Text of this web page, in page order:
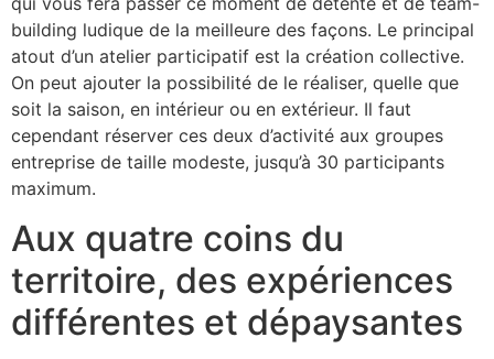
building ludique de la meilleure des façons. Le principal
atout d’un atelier participatif est la création collective.
On peut ajouter la possibilité de le réaliser, quelle que
soit la saison, en intérieur ou en extérieur. Il faut
cependant réserver ces deux d’activité aux groupes
entreprise de taille modeste, jusqu’à 30 participants
maximum.
Aux quatre coins du
territoire, des expériences
différentes et dépaysantes